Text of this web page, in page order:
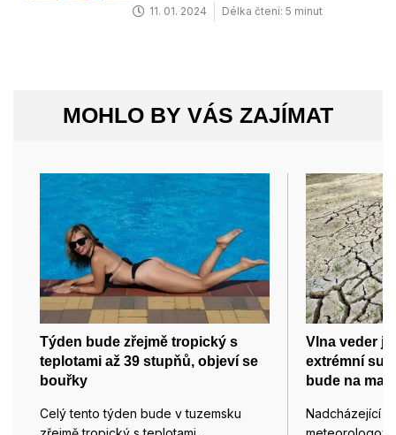
11. 01. 2024 Délka čtení: 5 minut
MOHLO BY VÁS ZAJÍMAT
Týden bude zřejmě tropický s
teplotami až 39 stupňů, objeví se
bouřky
Celý tento týden bude v tuzemsku
Vlna veder
extrémní
bude na
Nadcházející